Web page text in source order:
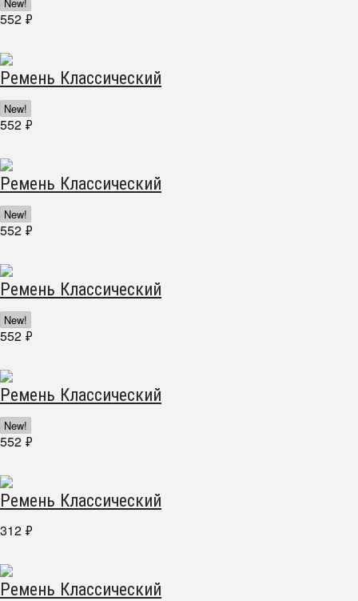
552 ₽
Ремень Классический
New!
552 ₽
Ремень Классический
New!
552 ₽
Ремень Классический
New!
552 ₽
Ремень Классический
New!
552 ₽
Ремень Классический
312 ₽
Ремень Классический